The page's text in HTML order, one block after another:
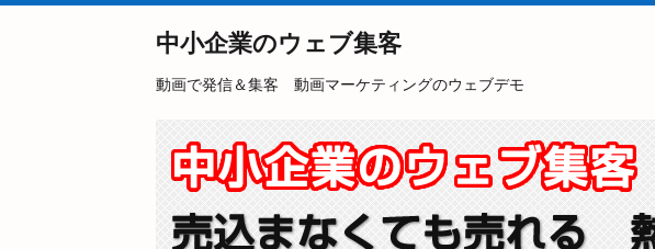
中小企業のウェブ集客
動画で発信＆集客 動画マーケティングのウェブデモ